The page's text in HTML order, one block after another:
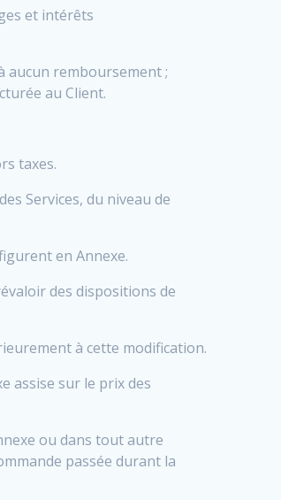
et intérêts
aucun remboursement ;
au Client.
taxes.
Services, du niveau de
en Annexe.
des dispositions de
à cette modification.
assise sur le prix des
ou dans tout autre
passée durant la